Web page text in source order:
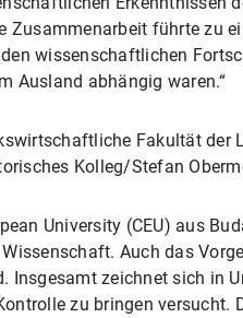
führte zu
wissenschaftlichen
Ausland abhängig waren.“
Fakultät der
Kolleg/Stefan
University (CEU) aus
Auch das
Insgesamt zeichnet sich in
zu bringen